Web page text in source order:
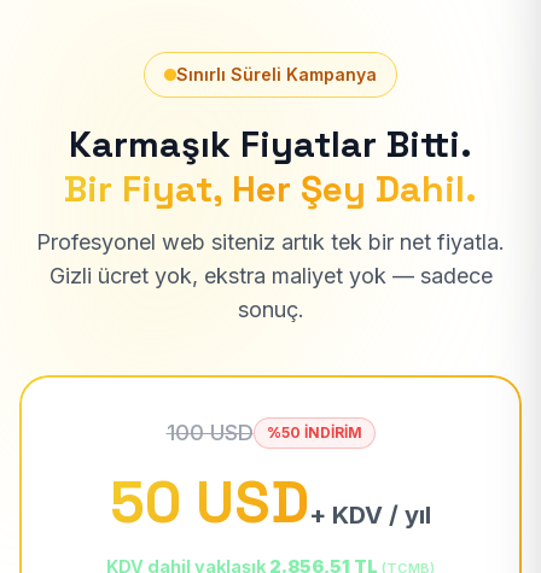
Sınırlı Süreli Kampanya
Karmaşık Fiyatlar Bitti.
Bir Fiyat, Her Şey Dahil.
Profesyonel web siteniz artık tek bir net fiyatla.
Gizli ücret yok, ekstra maliyet yok — sadece
sonuç.
100 USD %50 İNDİRİM
50 USD+ KDV / yıl
KDV dahil yaklaşık 2.856,51 TL (TCMB)